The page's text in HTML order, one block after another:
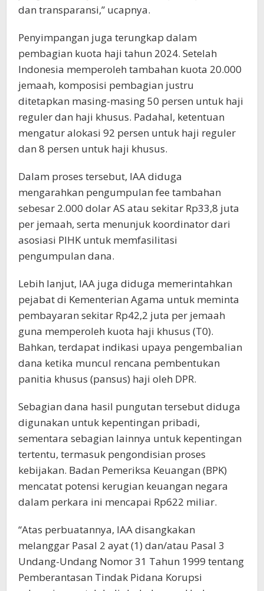
dan transparansi,” ucapnya.
Penyimpangan juga terungkap dalam
pembagian kuota haji tahun 2024. Setelah
Indonesia memperoleh tambahan kuota 20.000
jemaah, komposisi pembagian justru
ditetapkan masing-masing 50 persen untuk haji
reguler dan haji khusus. Padahal, ketentuan
mengatur alokasi 92 persen untuk haji reguler
dan 8 persen untuk haji khusus.
Dalam proses tersebut, IAA diduga
mengarahkan pengumpulan fee tambahan
sebesar 2.000 dolar AS atau sekitar Rp33,8 juta
per jemaah, serta menunjuk koordinator dari
asosiasi PIHK untuk memfasilitasi
pengumpulan dana.
Lebih lanjut, IAA juga diduga memerintahkan
pejabat di Kementerian Agama untuk meminta
pembayaran sekitar Rp42,2 juta per jemaah
guna memperoleh kuota haji khusus (T0).
Bahkan, terdapat indikasi upaya pengembalian
dana ketika muncul rencana pembentukan
panitia khusus (pansus) haji oleh DPR.
Sebagian dana hasil pungutan tersebut diduga
digunakan untuk kepentingan pribadi,
sementara sebagian lainnya untuk kepentingan
tertentu, termasuk pengondisian proses
kebijakan. Badan Pemeriksa Keuangan (BPK)
mencatat potensi kerugian keuangan negara
dalam perkara ini mencapai Rp622 miliar.
“Atas perbuatannya, IAA disangkakan
melanggar Pasal 2 ayat (1) dan/atau Pasal 3
Undang-Undang Nomor 31 Tahun 1999 tentang
Pemberantasan Tindak Pidana Korupsi